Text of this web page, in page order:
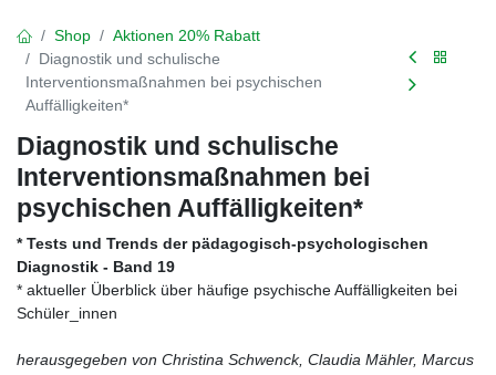
Shop
Aktionen 20% Rabatt
Diagnostik und schulische
Interventionsmaßnahmen bei psychischen
Auffälligkeiten*
Diagnostik und schulische
Interventionsmaßnahmen bei
psychischen Auffälligkeiten*
* Tests und Trends der pädagogisch-psychologischen
Diagnostik - Band 19
* aktueller Überblick über häufige psychische Auffälligkeiten bei
Schüler_innen
herausgegeben von Christina Schwenck, Claudia Mähler, Marcus